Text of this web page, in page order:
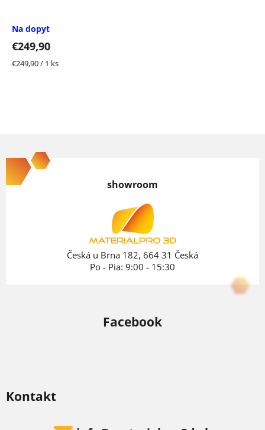
Na dopyt
€249,90
Jednotková
€249,90 / 1 ks
á
p
Kontakt
showroom
Česká u Brna 182, 664 31 Česká
Po - Pia: 9:00 - 15:30
Facebook